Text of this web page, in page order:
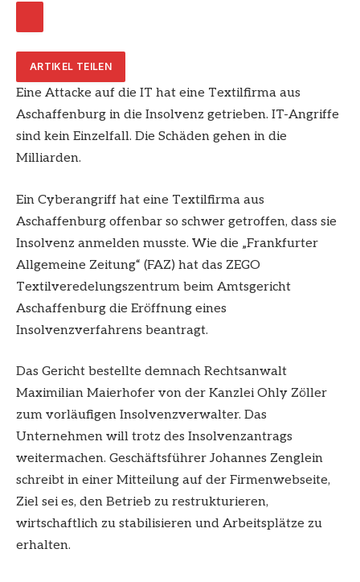
ARTIKEL TEILEN
Eine Attacke auf die IT hat eine Textilfirma aus
Aschaffenburg in die Insolvenz getrieben. IT-Angriffe
sind kein Einzelfall. Die Schäden gehen in die
Milliarden.
Ein Cyberangriff hat eine Textilfirma aus
Aschaffenburg offenbar so schwer getroffen, dass sie
Insolvenz anmelden musste. Wie die „Frankfurter
Allgemeine Zeitung“ (FAZ) hat das ZEGO
Textilveredelungszentrum beim Amtsgericht
Aschaffenburg die Eröffnung eines
Insolvenzverfahrens beantragt.
Das Gericht bestellte demnach Rechtsanwalt
Maximilian Maierhofer von der Kanzlei Ohly Zöller
zum vorläufigen Insolvenzverwalter. Das
Unternehmen will trotz des Insolvenzantrags
weitermachen. Geschäftsführer Johannes Zenglein
schreibt in einer Mitteilung auf der Firmenwebseite,
Ziel sei es, den Betrieb zu restrukturieren,
wirtschaftlich zu stabilisieren und Arbeitsplätze zu
erhalten.